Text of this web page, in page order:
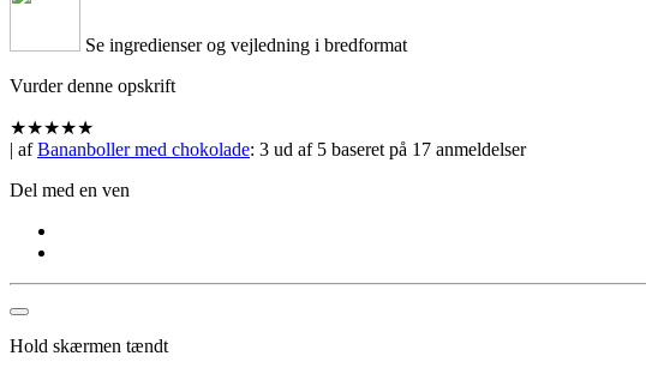
Se ingredienser og vejledning i bredformat
Vurder denne opskrift
★★★★★
| afBananboller med chokolade: 3 ud af 5 baseret på 17 anmeldelser
Del med en ven
Hold skærmen tændt